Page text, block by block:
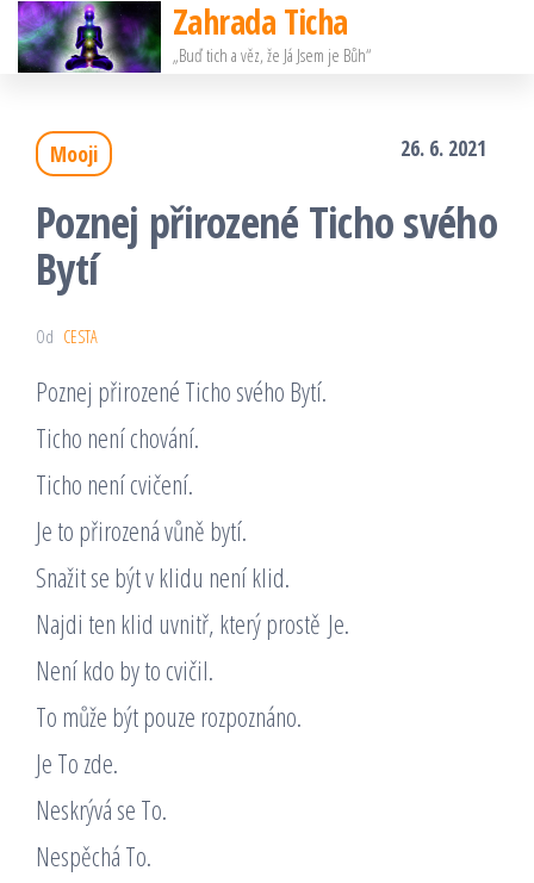
Přeskočit
na
Zahrada Ticha
„Buď tich a věz, že Já Jsem je Bůh“
Mooji 26. 6. 2021
Poznej přirozené Ticho svého
Bytí
Od CESTA
Poznej přirozené Ticho svého Bytí.
Ticho není chování.
Ticho není cvičení.
Je to přirozená vůně bytí.
Snažit se být v klidu není klid.
Najdi ten klid uvnitř, který prostě Je.
Není kdo by to cvičil.
To může být pouze rozpoznáno.
Je To zde.
Neskrývá se To.
Nespěchá To.